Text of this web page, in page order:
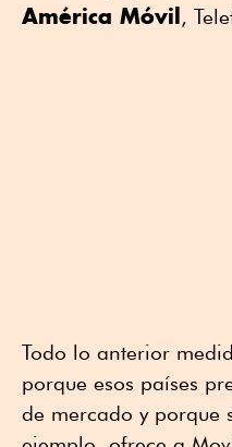
América Móvil,
Todo lo anterior
porque esos países
de mercado y porque